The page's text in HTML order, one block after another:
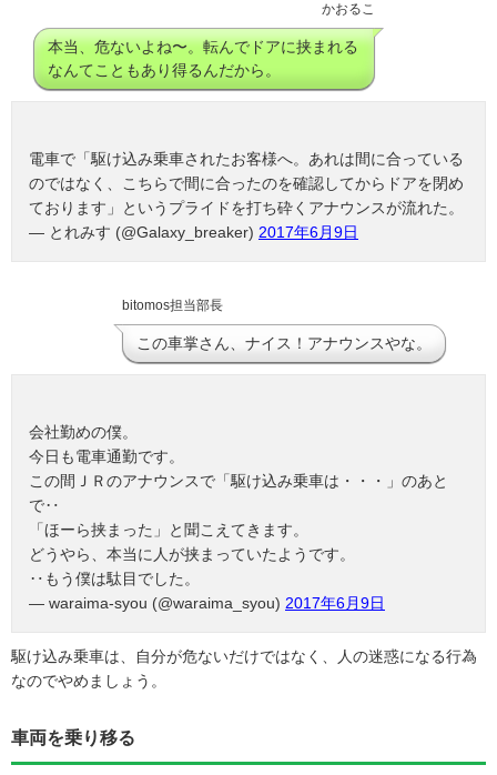
かおるこ
本当、危ないよね〜。転んでドアに挟まれる
なんてこともあり得るんだから。
電車で「駆け込み乗車されたお客様へ。あれは間に合っている
のではなく、こちらで間に合ったのを確認してからドアを閉め
ております」というプライドを打ち砕くアナウンスが流れた。
— とれみす (@Galaxy_breaker) 2017年6月9日
bitomos担当部長
この車掌さん、ナイス！アナウンスやな。
会社勤めの僕。
今日も電車通勤です。
この間ＪＲのアナウンスで「駆け込み乗車は・・・」のあと
で‥
「ほーら挟まった」と聞こえてきます。
どうやら、本当に人が挟まっていたようです。
‥もう僕は駄目でした。
— waraima-syou (@waraima_syou) 2017年6月9日
駆け込み乗車は、自分が危ないだけではなく、人の迷惑になる行為
なのでやめましょう。
車両を乗り移る